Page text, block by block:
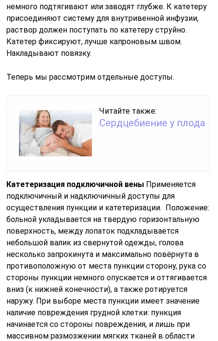
немного подтягивают или заводят глубже. К катетеру
присоединяют систему для внутривенной инфузии,
раствор должен поступать по катетеру струйно.
Катетер фиксируют, лучше капроновым швом.
Накладывают повязку.
Теперь мы рассмотрим отдельные доступы.
Читайте также:
Сердцебиение у плода
Катетеризация подключичной вены Применяется
подключичный и надключичный доступы для
осуществления пункции и катетеризации. Положение:
больной укладывается на твердую горизонтальную
поверхность, между лопаток подкладывается
небольшой валик из свернутой одежды, голова
несколько запрокинута и максимально повёрнута в
противоположную от места пункции сторону, рука со
стороны пункции немного опускается и оттягивается
вниз (к нижней конечности), а также ротируется
наружу. При выборе места пункции имеет значение
наличие повреждения грудной клетки: пункция
начинается со стороны повреждения, и лишь при
массивном размозжении мягких тканей в области